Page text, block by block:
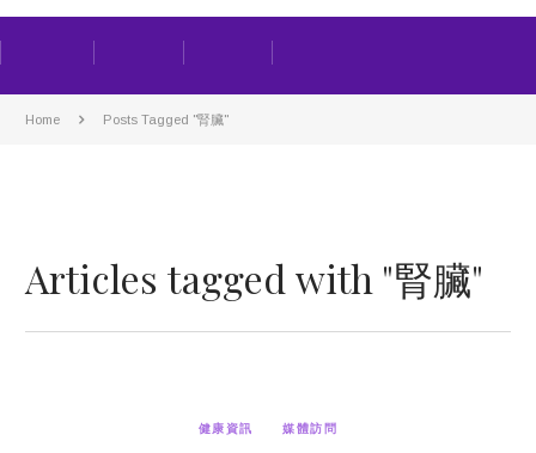
Home Posts Tagged "腎臟"
Articles tagged with "腎臟"
健康資訊 媒體訪問